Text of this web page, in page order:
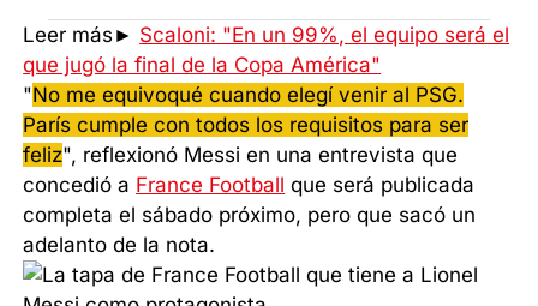
Leer más► Scaloni: "En un 99%, el equipo será el
que jugó la final de la Copa América"
"No me equivoqué cuando elegí venir al PSG.
París cumple con todos los requisitos para ser
feliz", reflexionó Messi en una entrevista que
concedió a France Football que será publicada
completa el sábado próximo, pero que sacó un
adelanto de la nota.